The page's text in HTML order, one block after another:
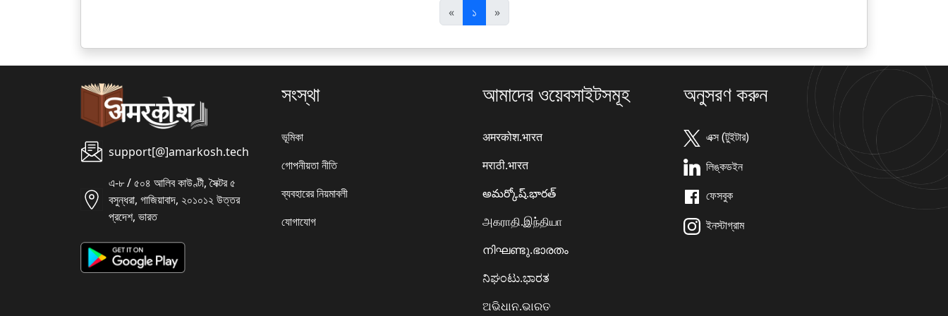
«पि
छ
ला
১ »अ
ग
ला
support[@]amarkosh.tech
এ-৮ / ৫০৪ আলিব কাউণ্টী, সৈক্টর ৫
বসুন্ধরা, গাজিয়াবাদ, ২০১০১২ উত্তর
প্রদেশ, ভারত
সংস্থা
ভূমিকা
গোপনীয়তা নীতি
ব্যবহারের নিয়মাবলী
যোগাযোগ
আমাদের ওয়েবসাইটসমূহ
अमरकोश.भारत
मराठी.भारत
అమర్కోష్.భారత్
அகராதி.இந்தியா
നിഘണ്ടു.ഭാരതം
ನಿಘಂಟು.ಭಾರತ
ଅଭିଧାନ.ଭାରତ
অনুসরণ করুন
এক্স (টুইটার)
লিঙ্কডইন
ফেসবুক
ইনস্টাগ্রাম